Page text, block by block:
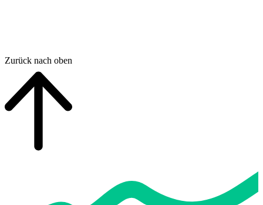
Zurück nach oben